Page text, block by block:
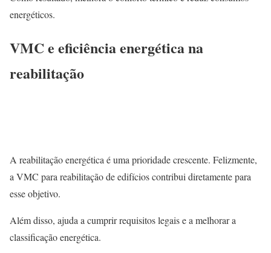
energéticos.
VMC e eficiência energética na
reabilitação
A reabilitação energética é uma prioridade crescente. Felizmente,
a VMC para reabilitação de edifícios contribui diretamente para
esse objetivo.
Além disso, ajuda a cumprir requisitos legais e a melhorar a
classificação energética.